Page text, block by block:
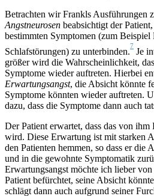
Betrachten wir Frankls Ausführungen
Angstneurosen beabsichtigt der
bestimmten Symptomen (zum Beispiel
Schlafstörungen) zu unterbinden.
7
Je
größer wird die Wahrscheinlichkeit,
Symptome wieder auftreten. Hierbei
Erwartungsangst, die Absicht könnte
Symptome könnten wieder auftreten.
dazu, dass die Symptome dann auch
Der Patient erwartet, dass das von
wird. Diese Erwartung ist mit starken
den Patienten hemmen, so dass er die
und in die gewohnte Symptomatik
Erwartungsangst möchte ich lieber von
Patient befürchtet, seine Absicht
schlägt dann auch aufgrund seiner